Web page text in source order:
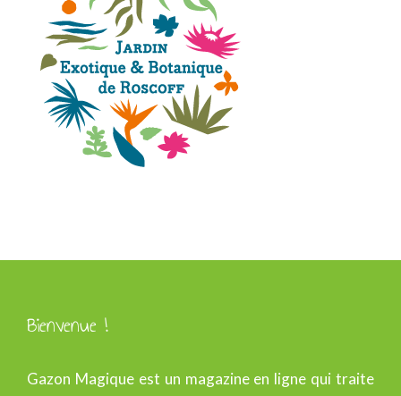
Bienvenue !
Gazon Magique est un magazine en ligne qui traite